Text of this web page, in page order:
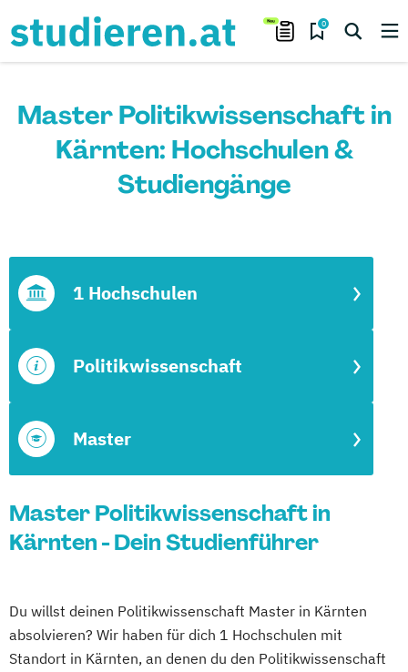
0
Master Politikwissenschaft in
Kärnten: Hochschulen &
Studiengänge
Master
Politikwissenschaft
1 Hochschulen
Master Politikwissenschaft in
Kärnten - Dein Studienführer
Du willst deinen Politikwissenschaft Master in Kärnten
absolvieren? Wir haben für dich 1 Hochschulen mit
Standort in Kärnten, an denen du den Politikwissenschaft